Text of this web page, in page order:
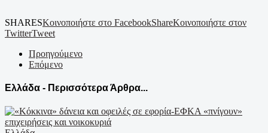
SHARESΚοινοποιήστε στο FacebookShareΚοινοποιήστε στον
TwitterTweet
Προηγούμενο
Επόμενο
Ελλάδα - Περισσότερα Άρθρα...